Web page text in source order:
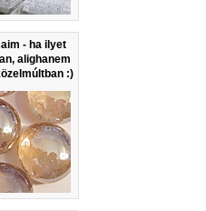
- ha ilyet
alighanem
:)